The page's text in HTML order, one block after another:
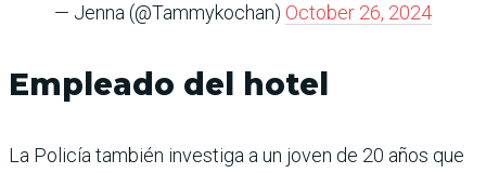
— Jenna (@Tammykochan) October 26, 2024
Empleado del hotel
La Policía también investiga a un joven de 20 años que